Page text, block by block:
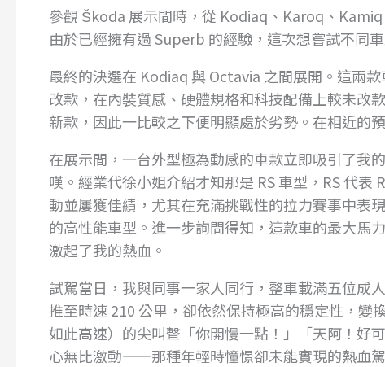
參觀 Škoda 展示間時，從 Kodiaq、Karoq、
由於已經擁有過 Superb 的經驗，這次想嘗試不同
最終的決選在 Kodiaq 與 Octavia 之間展開。這兩
改款，在內裝質感、硬體規格和科技配備上較未改
新款，因此一比較之下便明顯處於劣勢。在相近的
在展示間，一台外型極為動感的車款立即吸引了我
嘆。經業代徐小姐介紹才知那是 RS 車型，RS 代
動並屢獲佳績，尤其在充滿挑戰性的拉力賽事中表
的高性能車型。進一步詢問得知，這款車的最大馬
激起了我的熱血。
試駕當日，我與同事一家人同行，整車載滿五位成
推至時速 210 公里，卻依然保持極高的穩定性，變
如此高速）的尖叫聲「你開慢一點！」「天阿！好
心無比激動——那種年輕時憧憬卻未能實現的熱血